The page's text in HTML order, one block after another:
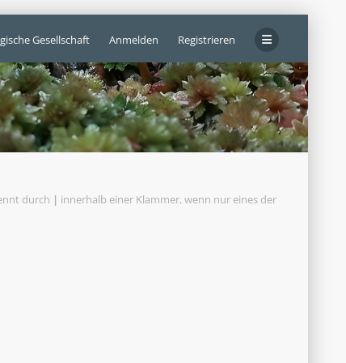
Gesellschaft Anmelden Registrieren
durch | innerhalb einer Klammer, wenn nur eines der